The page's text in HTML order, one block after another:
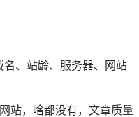
、站龄、服务器、网站
站，啥都没有，文章质量